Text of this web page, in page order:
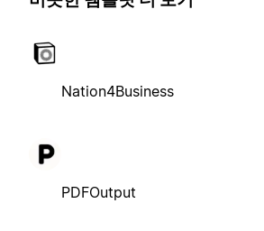
Nation4Business
PDFOutput